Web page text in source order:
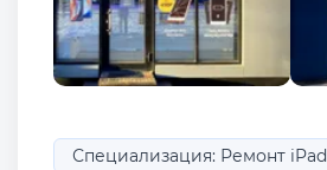
Специализация: Ремонт iPad